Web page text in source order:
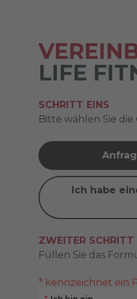
LIFE
SCHRITT EINS
Bitte wählen Sie
Ich habe
ZWEITER SCHRITT
Füllen Sie das